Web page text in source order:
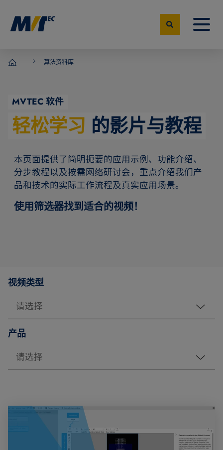
算法资料库
MVTEC 软件
轻松学习 的影片与教程
本页面提供了简明扼要的应用示例、功能介绍、
分步教程以及按需网络研讨会，重点介绍我们产
品和技术的实际工作流程及真实应用场景。
使用筛选器找到适合的视频！
视频类型
产品